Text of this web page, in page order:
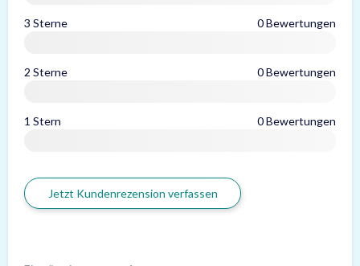
3 Sterne 0 Bewertungen
2 Sterne 0 Bewertungen
1 Stern 0 Bewertungen
Jetzt Kundenrezension verfassen